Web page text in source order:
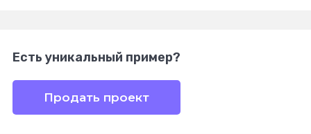
Есть уникальный пример?
Продать проект